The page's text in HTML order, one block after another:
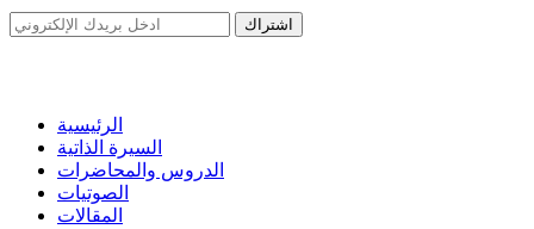
الرئيسية
السيرة الذاتية
الدروس والمحاضرات
الصوتيات
المقالات